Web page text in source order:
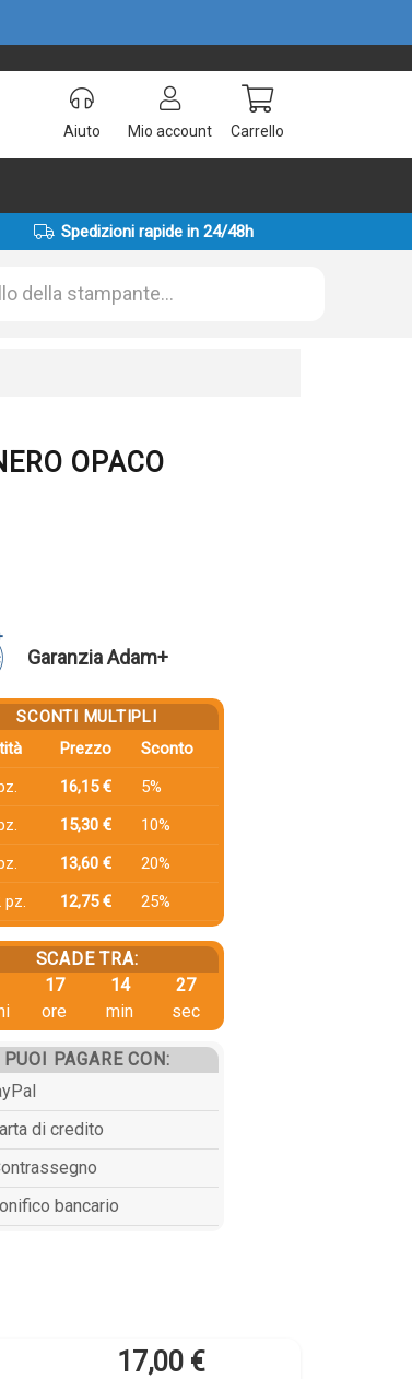
Aiuto Mio account Carrello
Spedizioni rapide in 24/48h
OPACO
Garanzia Adam+
SCONTI MULTIPLI
Prezzo
Sconto
16,15 €
5%
15,30 €
10%
13,60 €
20%
pz.
12,75 € 25%
SCADE TRA:
17
ore
14
min
26
sec
PUOI PAGARE CON:
di credito
bancario
17,00 €